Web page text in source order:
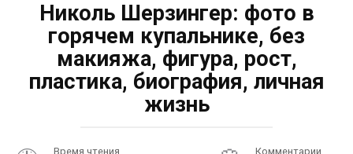
Николь Шерзингер: фото в
горячем купальнике, без
макияжа, фигура, рост,
пластика, биография, личная
жизнь
Время чтения Комментарии